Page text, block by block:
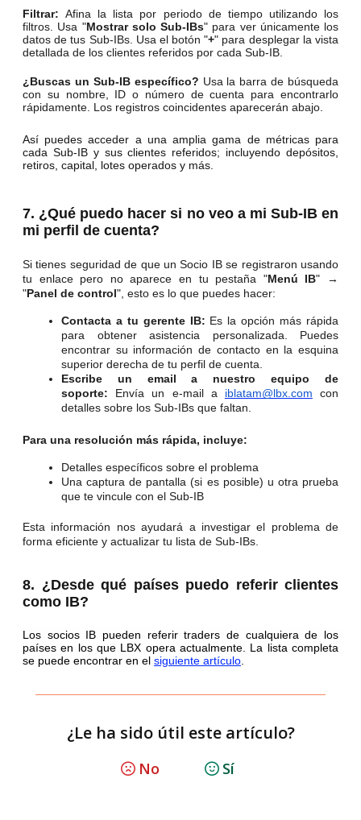
Filtrar: Afina la lista por periodo de tiempo utilizando los
filtros. Usa "Mostrar solo Sub-IBs" para ver únicamente los
datos de tus Sub-IBs. Usa el botón "+" para desplegar la vista
detallada de los clientes referidos por cada Sub-IB.
¿Buscas un Sub-IB específico? Usa la barra de búsqueda
con su nombre, ID o número de cuenta para encontrarlo
rápidamente. Los registros coincidentes aparecerán abajo.
Así puedes acceder a una amplia gama de métricas para
cada Sub-IB y sus clientes referidos; incluyendo depósitos,
retiros, capital, lotes operados y más.
7. ¿Qué puedo hacer si no veo a mi Sub-IB en
mi perfil de cuenta?
Si tienes seguridad de que un Socio IB se registraron usando
tu enlace pero no aparece en tu pestaña "Menú IB" →
"Panel de control", esto es lo que puedes hacer:
Contacta a tu gerente IB: Es la opción más rápida
para obtener asistencia personalizada. Puedes
encontrar su información de contacto en la esquina
superior derecha de tu perfil de cuenta.
Escribe un email a nuestro equipo de
soporte: Envía un e-mail a iblatam@lbx.com con
detalles sobre los Sub-IBs que faltan.
Para una resolución más rápida, incluye:
Detalles específicos sobre el problema
Una captura de pantalla (si es posible) u otra prueba
que te vincule con el Sub-IB
Esta información nos ayudará a investigar el problema de
forma eficiente y actualizar tu lista de Sub-IBs.
8. ¿Desde qué países puedo referir clientes
como IB?
Los socios IB pueden referir traders de cualquiera de los
países en los que LBX opera actualmente. La lista completa
se puede encontrar en el siguiente artículo
¿Le ha sido útil este artículo?
No Sí